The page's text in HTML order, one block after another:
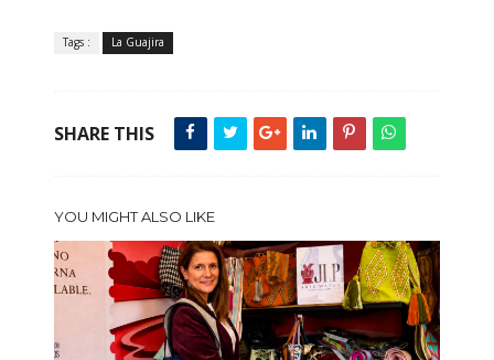
Tags : La Guajira
SHARE THIS
YOU MIGHT ALSO LIKE